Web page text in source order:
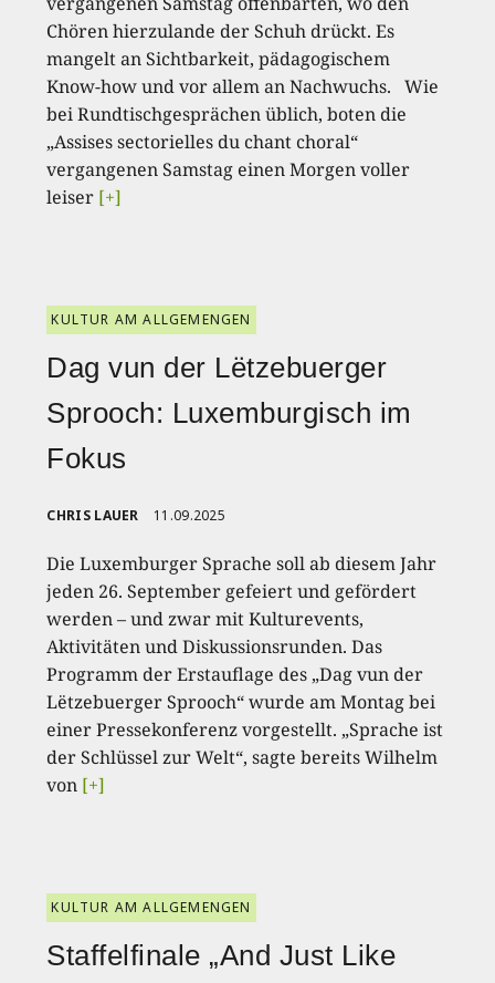
Chören hierzulande der Schuh drückt. Es
mangelt an Sichtbarkeit, pädagogischem
Know-how und vor allem an Nachwuchs. Wie
bei Rundtischgesprächen üblich, boten die
„Assises sectorielles du chant choral“
vergangenen Samstag einen Morgen voller
leiser [+]
KULTUR AM ALLGEMENGEN
Dag vun der Lëtzebuerger
Sprooch: Luxemburgisch im
Fokus
CHRIS LAUER 11.09.2025
Die Luxemburger Sprache soll ab diesem Jahr
jeden 26. September gefeiert und gefördert
werden – und zwar mit Kulturevents,
Aktivitäten und Diskussionsrunden. Das
Programm der Erstauflage des „Dag vun der
Lëtzebuerger Sprooch“ wurde am Montag bei
einer Pressekonferenz vorgestellt. „Sprache ist
der Schlüssel zur Welt“, sagte bereits Wilhelm
von [+]
KULTUR AM ALLGEMENGEN
Staffelfinale „And Just Like